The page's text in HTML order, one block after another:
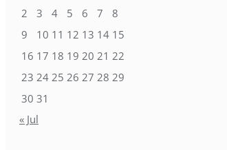
2
3 4 5 6 7
8
9
10 11 12 13 14 15
16 17 18 19 20 21 22
23 24 25 26 27 28 29
30 31
« Jul